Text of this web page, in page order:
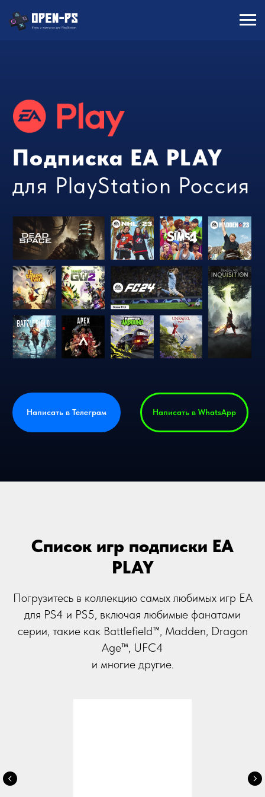
Подписка EA PLAY
для PlayStation Россия
Написать в WhatsApp
Написать в Телеграм
Список игр подписки EA
PLAY
Погрузитесь в коллекцию самых любимых игр EA
для PS4 и PS5, включая любимые фанатами
серии, такие как Battlefield™, Madden, Dragon
Age™, UFC4
и многие другие.